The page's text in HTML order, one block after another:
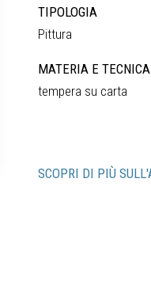
TIPOLOGIA
Pittura
MATERIA E TECNICA
tempera su carta
SCOPRI DI PIÙ